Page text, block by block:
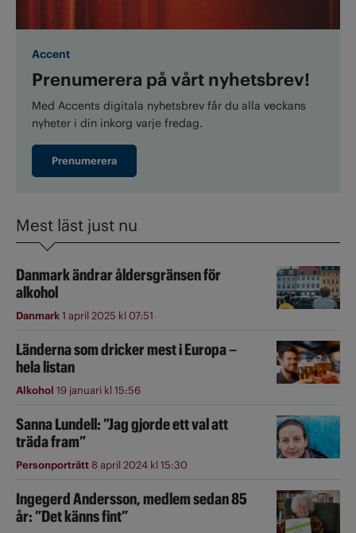
Accent
Prenumerera på vårt nyhetsbrev!
Med Accents digitala nyhetsbrev får du alla veckans
nyheter i din inkorg varje fredag.
Prenumerera
Mest läst just nu
Danmark ändrar åldersgränsen för
alkohol
Danmark1 april 2025 kl 07:51
Länderna som dricker mest i Europa –
hela listan
Alkohol 19 januari kl 15:56
Sanna Lundell: ”Jag gjorde ett val att
träda fram”
Personporträtt8 april 2024 kl 15:30
Ingegerd Andersson, medlem sedan 85
år: ”Det känns fint”